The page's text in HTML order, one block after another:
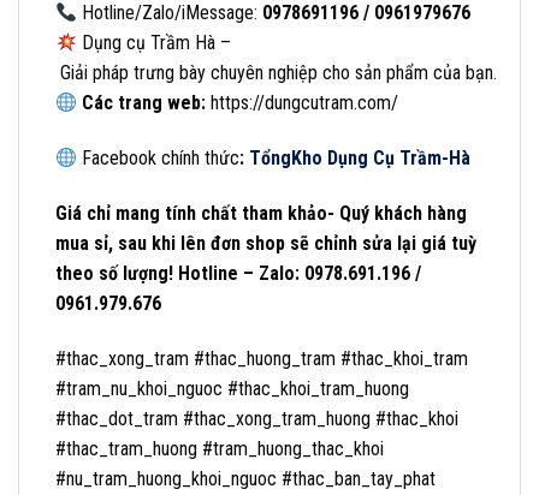
Hotline/Zalo/iMessage: 0978691196 / 0961979676
Dụng cụ Trầm Hà –
Giải pháp trưng bày chuyên nghiệp cho sản phẩm của bạn.
Các trang web: https://dungcutram.com/
Facebook chính thức: TổngKho Dụng Cụ Trầm-Hà
Giá chỉ mang tính chất tham khảo- Quý khách hàng
mua sỉ, sau khi lên đơn shop sẽ chỉnh sửa lại giá tuỳ
theo số lượng! Hotline – Zalo: 0978.691.196 /
0961.979.676
#thac_xong_tram #thac_huong_tram #thac_khoi_tram
#tram_nu_khoi_nguoc #thac_khoi_tram_huong
#thac_dot_tram #thac_xong_tram_huong #thac_khoi
#thac_tram_huong #tram_huong_thac_khoi
#nu_tram_huong_khoi_nguoc #thac_ban_tay_phat